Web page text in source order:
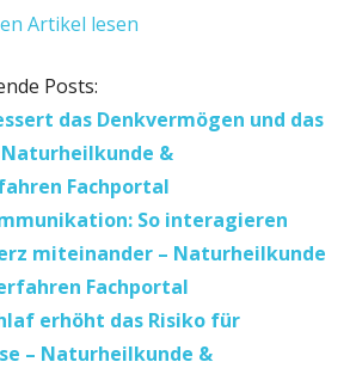
Artikel lesen
Posts:
das Denkvermögen und das
&
Fachportal
So interagieren
miteinander – Naturheilkunde
Fachportal
erhöht das Risiko für
– Naturheilkunde &